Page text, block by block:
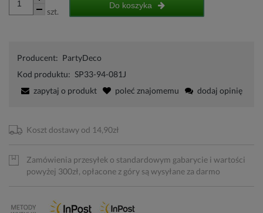
szt.
Do koszyka
Producent: PartyDeco
Kod produktu: SP33-94-081J
zapytaj o produkt
poleć znajomemu dodaj opinię
Koszt dostawy od 14,90zł
Zamówienia przesyłek o standardowym gabarycie i wartości
powyżej 300zł, opłacone z góry są wysyłane za darmo